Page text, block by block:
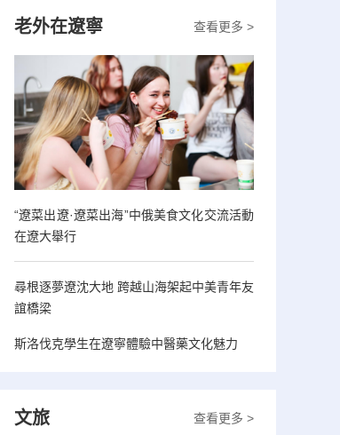
查看更多 >
老外在遼寧
“遼菜出遼·遼菜出海”中俄美食文化交流活動
在遼大舉行
尋根逐夢遼沈大地 跨越山海架起中美青年友
誼橋梁
斯洛伐克學生在遼寧體驗中醫藥文化魅力
查看更多 >
文旅